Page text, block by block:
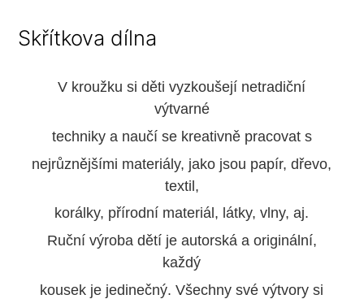
Skřítkova dílna
V kroužku si děti vyzkoušejí netradiční
výtvarné
techniky a naučí se kreativně pracovat s
nejrůznějšími materiály, jako jsou papír, dřevo,
textil,
korálky, přírodní materiál, látky, vlny, aj.
Ruční výroba dětí je autorská a originální,
každý
kousek je jedinečný. Všechny své výtvory si